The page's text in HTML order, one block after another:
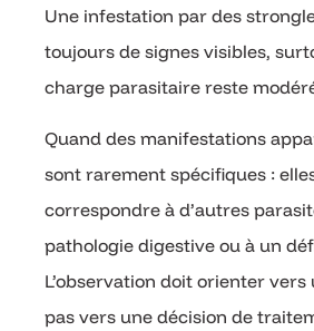
Une infestation par des
toujours de signes visibles,
charge parasitaire reste
Quand des manifestations
sont rarement spécifiques :
correspondre à d’autres
pathologie digestive ou à un
L’observation doit orienter
pas vers une décision de